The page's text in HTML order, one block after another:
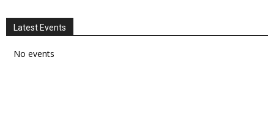
Latest Events
No events